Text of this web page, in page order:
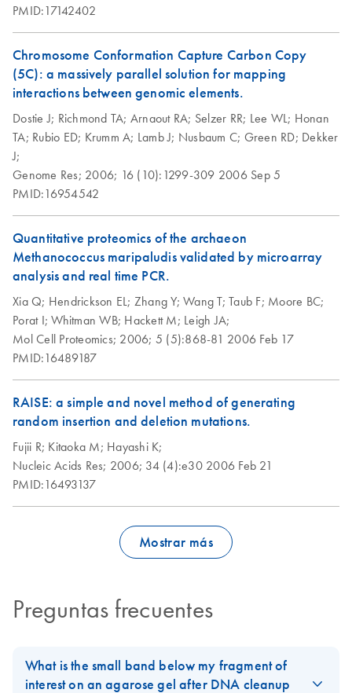
PMID:17142402
Chromosome Conformation Capture Carbon Copy
(5C): a massively parallel solution for mapping
interactions between genomic elements.
Dostie J; Richmond TA; Arnaout RA; Selzer RR; Lee WL; Honan
TA; Rubio ED; Krumm A; Lamb J; Nusbaum C; Green RD; Dekker
J;
Genome Res; 2006; 16 (10):1299-309 2006 Sep 5
PMID:16954542
Quantitative proteomics of the archaeon
Methanococcus maripaludis validated by microarray
analysis and real time PCR.
Xia Q; Hendrickson EL; Zhang Y; Wang T; Taub F; Moore BC;
Porat I;Whitman WB; Hackett M; Leigh JA;
Mol Cell Proteomics; 2006; 5 (5):868-81 2006 Feb 17
PMID:16489187
RAISE: a simple and novel method of generating
random insertion and deletion mutations.
Fujii R; Kitaoka M; Hayashi K;
Nucleic Acids Res; 2006; 34 (4):e302006 Feb 21
PMID:16493137
Mostrar más
Preguntas frecuentes
What is the small band below my fragment of
interest on an agarose gel after DNA cleanup